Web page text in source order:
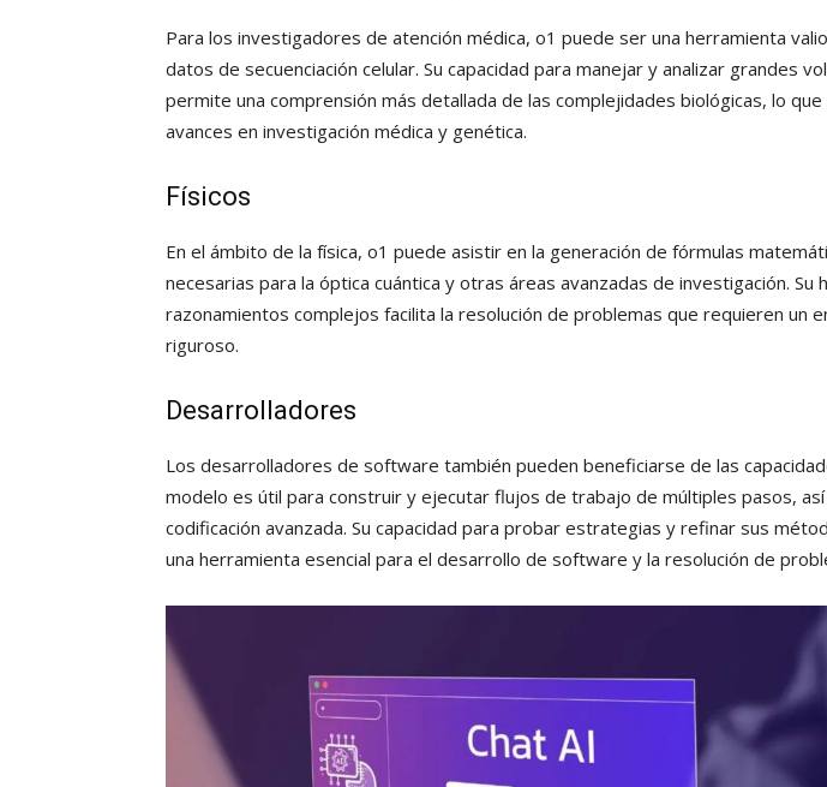
Para los investigadores de atención médica, o1 puede ser una herramienta
datos de secuenciación celular. Su capacidad para manejar y analizar grandes
permite una comprensión más detallada de las complejidades biológicas, lo
avances en investigación médica y genética.
Físicos
En el ámbito de la física, o1 puede asistir en la generación de fórmulas
necesarias para la óptica cuántica y otras áreas avanzadas de investigación. Su
razonamientos complejos facilita la resolución de problemas que requieren un
riguroso.
Desarrolladores
Los desarrolladores de software también pueden beneficiarse de las
modelo es útil para construir y ejecutar flujos de trabajo de múltiples pasos, así
codificación avanzada. Su capacidad para probar estrategias y refinar sus
una herramienta esencial para el desarrollo de software y la resolución de